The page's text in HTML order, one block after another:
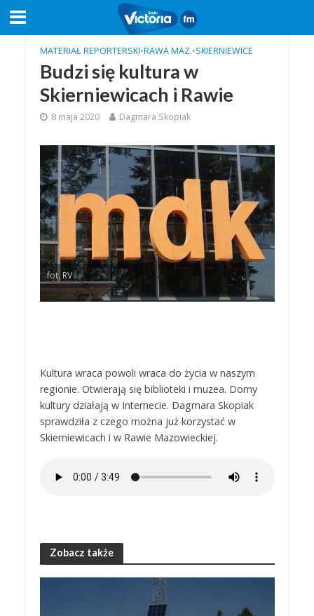
MATERIAŁ REPORTERSKI•RAWA MAZ.•SKIERNIEWICE
Budzi się kultura w
Skierniewicach i Rawie
8 maja 2020 Dagmara Skopiak
fot. RV
Kultura wraca powoli wraca do życia w naszym
regionie. Otwierają się biblioteki i muzea. Domy
kultury działają w Internecie. Dagmara Skopiak
sprawdziła z czego można już korzystać w
Skierniewicach i w Rawie Mazowieckiej.
Zobacz także